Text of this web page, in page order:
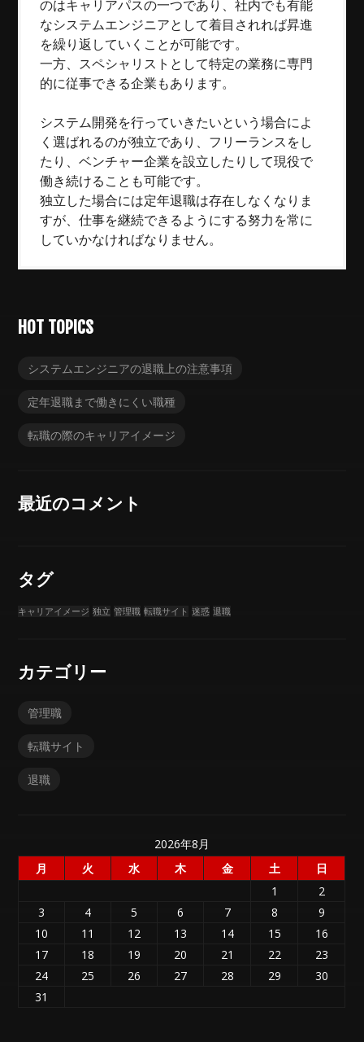
のはキャリアパスの一つであり、社内でも有能
なシステムエンジニアとして着目されれば昇進
を繰り返していくことが可能です。
一方、スペシャリストとして特定の業務に専門
的に従事できる企業もあります。
システム開発を行っていきたいという場合によ
く選ばれるのが独立であり、フリーランスをし
たり、ベンチャー企業を設立したりして現役で
働き続けることも可能です。
独立した場合には定年退職は存在しなくなりま
すが、仕事を継続できるようにする努力を常に
していかなければなりません。
HOT TOPICS
システムエンジニアの退職上の注意事項
定年退職まで働きにくい職種
転職の際のキャリアイメージ
最近のコメント
タグ
キャリアイメージ 独立 管理職 転職サイト 迷惑 退職
カテゴリー
管理職
転職サイト
退職
2026年8月
月
火 水 木 金 土
日
1
2
3
4 5 6 7 8
9
10
11 12 13 14 15
16
17
18 19 20 21 22
23
24
25 26 27 28 29
30
31